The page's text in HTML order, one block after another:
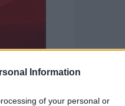
Information
of your personal or
De